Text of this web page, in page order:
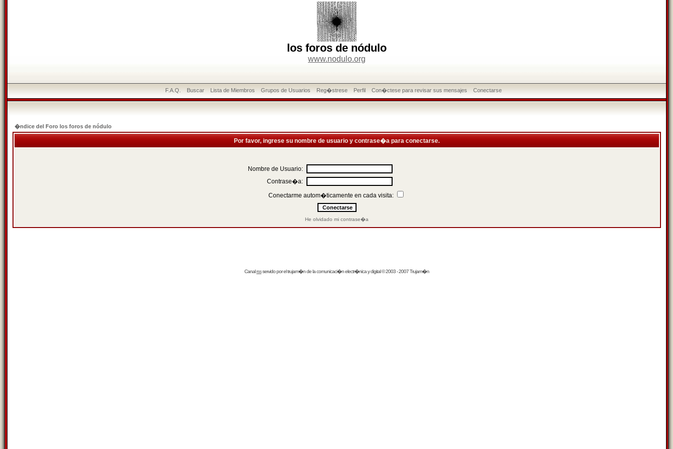
los foros de nódulo
www.nodulo.org
F.A.Q. Buscar Lista de Miembros Grupos de Usuarios Reg�strese Perfil Con�ctese para revisar sus mensajes Conectarse
�ndice del Foro los foros de nódulo
Por favor, ingrese su nombre de usuario y contrase�a para conectarse.
Nombre de Usuario:
Contrase�a:
Conectarme autom�ticamente en cada visita:
He olvidado mi contrase�a
Canalrssservido por eltrujam�nde la comunicaci�n electr�nica y digital © 2003 - 2007 Trujam�n